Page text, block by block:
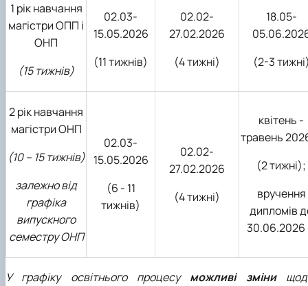
1 рік навчання
магістри ОПП і
ОНП
(15 тижнів)
02.03-
15.05.2026
(11 тижнів)
02.02-
27.02.2026
(4 тижні)
18.05-
(2-3
2 рік навчання
магістри ОНП
(10 – 15 тижнів)
залежно від
графіка
випускного
семестру ОНП
02.03-
15.05.2026
(6 - 11
тижнів)
02.02-
27.02.2026
(4 тижні)
квітень -
травень
(2 тижні);
вручення
дипломів
30.06.2026
У графіку освітнього процесу можливі зміни